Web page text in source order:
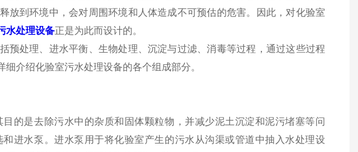
放到环境中，会对周围环境和人体造成不可预估的危害。因此，对化验室
水处理设备正是为此而设计的。
处理、进水平衡、生物处理、沉淀与过滤、消毒等过程，通过这些过程
介绍化验室污水处理设备的各个组成部分。
是去除污水中的杂质和固体颗粒物，并减少泥土沉淀和泥污堵塞等问
进水泵。进水泵用于将化验室产生的污水从沟渠或管道中抽入水处理设